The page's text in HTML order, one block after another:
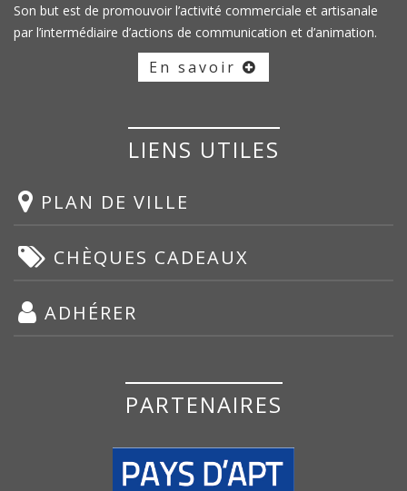
Son but est de promouvoir l’activité commerciale et artisanale
par l’intermédiaire d’actions de communication et d’animation.
En savoir
LIENS UTILES
PLAN DE VILLE
CHÈQUES CADEAUX
ADHÉRER
PARTENAIRES